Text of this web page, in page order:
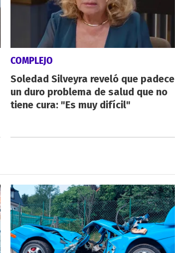
COMPLEJO
Soledad Silveyra reveló que padece
un duro problema de salud que no
tiene cura: "Es muy difícil"